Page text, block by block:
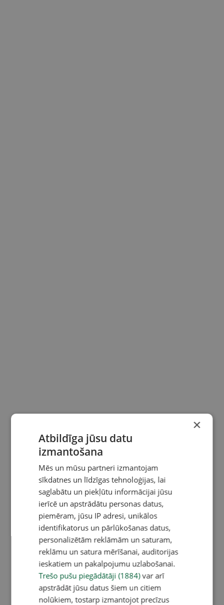
×
Atbildīga jūsu datu
izmantošana
Mēs un mūsu partneri izmantojam
sīkdatnes un līdzīgas tehnoloģijas, lai
saglabātu un piekļūtu informācijai jūsu
ierīcē un apstrādātu personas datus,
piemēram, jūsu IP adresi, unikālos
identifikatorus un pārlūkošanas datus,
personalizētām reklāmām un saturam,
reklāmu un satura mērīšanai, auditorijas
ieskatiem un pakalpojumu uzlabošanai.
Trešo pušu piegādātāji (1884)var arī
apstrādāt jūsu datus šiem un citiem
nolūkiem, tostarp izmantojot precīzus